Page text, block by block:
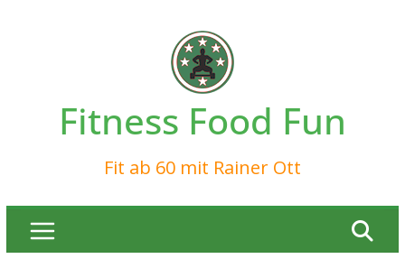
Fitness Food Fun
Fit ab 60 mit Rainer Ott